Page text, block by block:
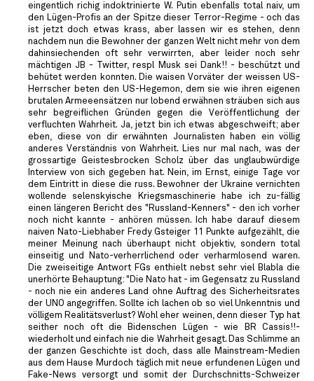
eingentlich richig indoktrinierte W. Putin ebenfalls total naiv, um
den Lügen-Profis an der Spitze dieser Terror-Regime - och das
ist jetzt doch etwas krass, aber lassen wir es stehen, denn
nachdem nun die Bewohner der ganzen Welt nicht mehr von dem
dahinsiechenden oft sehr verwirrten, aber leider noch sehr
mächtigen JB - Twitter, respl Musk sei Dank!! - beschützt und
behütet werden konnten. Die waisen Vorväter der weissen US-
Herrscher beten den US-Hegemon, dem sie wie ihren eigenen
brutalen Armeeensätzen nur lobend erwähnen sträuben sich aus
sehr begreiflichen Gründen gegen die Veröffentlichung der
verfluchten Wahrheit. Ja, jetzt bin ich etwas abgeschweift; aber
eben, diese von dir erwähnten Journalisten haben ein völlig
anderes Verständnis von Wahrheit. Lies nur mal nach, was der
grossartige Geistesbrocken Scholz über das unglaubwürdige
Interview von sich gegeben hat. Nein, im Ernst, einige Tage vor
dem Eintritt in diese die russ. Bewohner der Ukraine vernichten
wollende selenskyische Kriegsmaschinerie habe ich zu-fällig
einen längeren Bericht des "Russland-Kenners" - den ich vorher
noch nicht kannte - anhören müssen. Ich habe darauf diesem
naiven Nato-Liebhaber Fredy Gsteiger 11 Punkte aufgezählt, die
meiner Meinung nach überhaupt nicht objektiv, sondern total
einseitig und Nato-verherrlichend oder verharmlosend waren.
Die zweiseitige Antwort FGs enthielt nebst sehr viel Blabla die
unerhörte Behauptung: "Die Nato hat - im Gegensatz zu Russland
- noch nie ein anderes Land ohne Auftrag des Sicherheitsrates
der UNO angegriffen. Sollte ich lachen ob so viel Unkenntnis und
völligem Realitätsverlust? Wohl eher weinen, denn dieser Typ hat
seither noch oft die Bidenschen Lügen - wie BR Cassis!!-
wiederholt und einfach nie die Wahrheit gesagt. Das Schlimme an
der ganzen Geschichte ist doch, dass alle Mainstream-Medien
aus dem Hause Murdoch täglich mit neue erfundenen Lügen und
Fake-News versorgt und somit der Durchschnitts-Schweizer